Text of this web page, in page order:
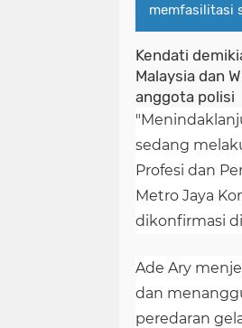
memfasilitasi
Kendati
Malaysia dan
anggota polisi
sedang
Profesi dan
Metro Jaya
dikonfirmasi
Ade Ary
dan
peredaran